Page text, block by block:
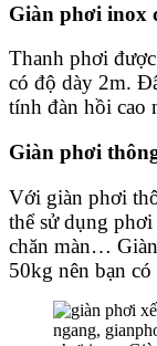
Giàn phơi inox
Thanh phơi
có độ dày 2m.
tính đàn hồi cao
Giàn phơi
Với giàn phơi
thể sử dụng
chăn màn…
50kg nên bạn